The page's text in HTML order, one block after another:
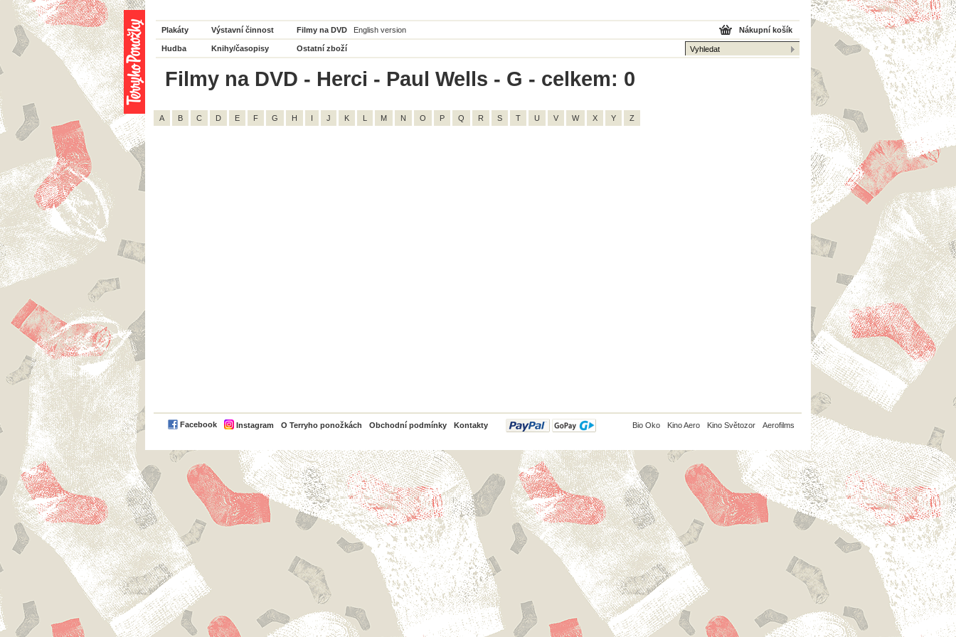
Plakáty Výstavní činnost Filmy na DVD English version
Hudba Knihy/časopisy Ostatní zboží
Nákupní košík
Filmy na DVD - Herci - Paul Wells - G - celkem: 0
A B C D E F G H I J K L M N O P Q R S T U V W X Y Z
Facebook Instagram O Terryho ponožkách Obchodní podmínky Kontakty
PayPal Bio Oko Kino Aero Kino Světozor Aerofilms